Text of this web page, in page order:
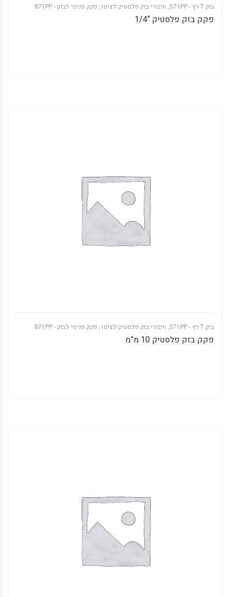
בזק T רץ - 571PP , חיבורי בזק פלסטיק לצינור, פקק פנימי לבזק - 871PP
פקק בזק פלסטיק “1/4
בזק T רץ - 571PP , חיבורי בזק פלסטיק לצינור, פקק פנימי לבזק - 871PP
פקק בזק פלסטיק 10 מ”מ